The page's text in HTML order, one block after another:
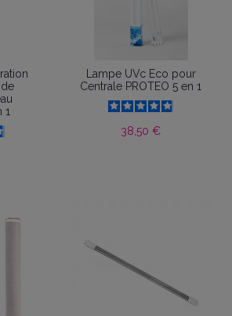
1
Lampe UVc Eco pour
Centrale PROTEO 5 en 1
38,50 €